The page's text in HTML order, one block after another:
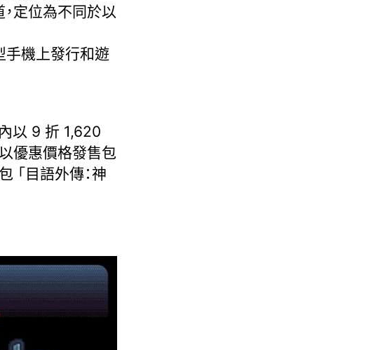
定位為不同於以
手機上發行和遊
以 9 折 1,620
優惠價格發售包
「目語外傳：神